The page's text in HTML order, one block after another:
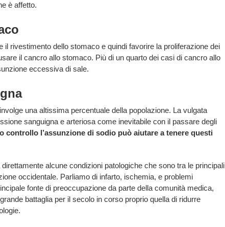
è affetto.
il rivestimento dello stomaco e quindi favorire la proliferazione dei
il cancro allo stomaco. Più di un quarto dei casi di cancro allo
eccessiva di sale.
una altissima percentuale della popolazione. La vulgata
sanguigna e arteriosa come inevitabile con il passare degli
controllo l’assunzione di sodio può aiutare a tenere questi
alcune condizioni patologiche che sono tra le principali
occidentale. Parliamo di infarto, ischemia, e problemi
fonte di preoccupazione da parte della comunità medica,
battaglia per il secolo in corso proprio quella di ridurre